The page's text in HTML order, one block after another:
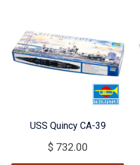
USS Quincy CA-39
$ 732.00